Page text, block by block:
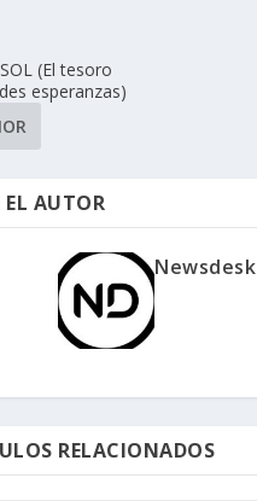
(El tesoro
esperanzas)
EL AUTOR
Newsdesk
RELACIONADOS